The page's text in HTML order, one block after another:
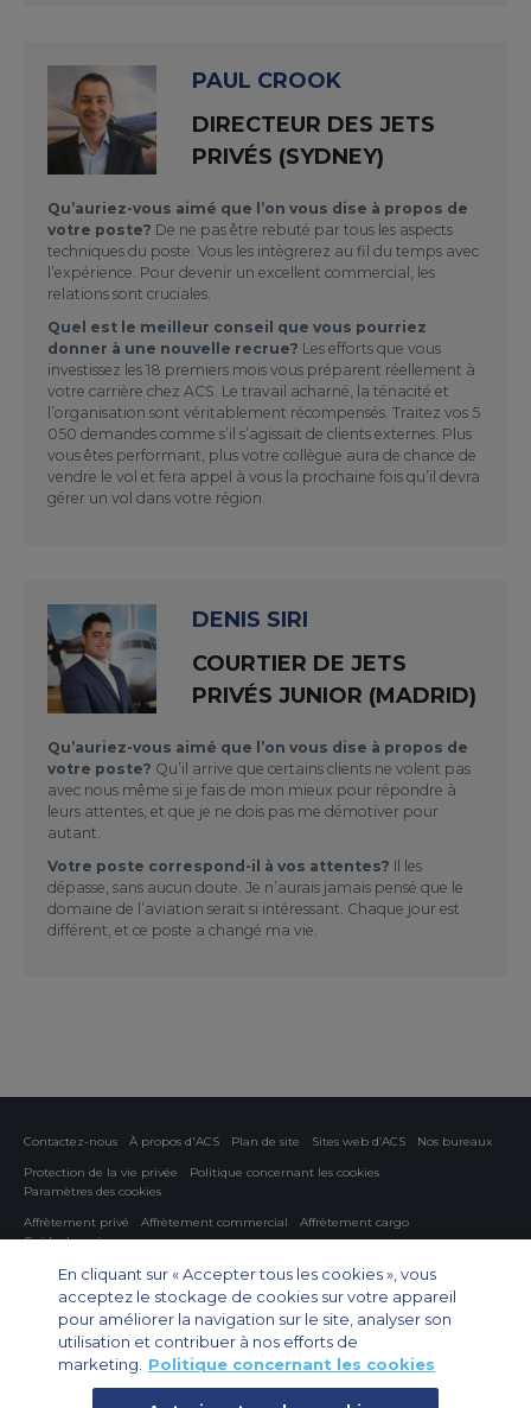
PAUL CROOK
DIRECTEUR DES JETS
PRIVÉS (SYDNEY)
Qu’auriez-vous aimé que l’on vous dise à propos de
votre poste? De ne pas être rebuté par tous les aspects
techniques du poste. Vous les intègrerez au fil du temps avec
l’expérience. Pour devenir un excellent commercial, les
relations sont cruciales.
Quel est le meilleur conseil que vous pourriez
donner à une nouvelle recrue? Les efforts que vous
investissez les 18 premiers mois vous préparent réellement à
votre carrière chez ACS. Le travail acharné, la ténacité et
l’organisation sont véritablement récompensés. Traitez vos 5
050 demandes comme s’il s’agissait de clients externes. Plus
vous êtes performant, plus votre collègue aura de chance de
vendre le vol et fera appel à vous la prochaine fois qu’il devra
gérer un vol dans votre région.
DENIS SIRI
COURTIER DE JETS
PRIVÉS JUNIOR (MADRID)
Qu’auriez-vous aimé que l’on vous dise à propos de
votre poste? Qu’il arrive que certains clients ne volent pas
avec nous même si je fais de mon mieux pour répondre à
leurs attentes, et que je ne dois pas me démotiver pour
autant.
Votre poste correspond-il à vos attentes? Il les
dépasse, sans aucun doute. Je n’aurais jamais pensé que le
domaine de l’aviation serait si intéressant. Chaque jour est
différent, et ce poste a changé ma vie.
Contactez-nous À propos d'ACS Plan de site Sites web d’ACS
Nos bureaux
Protection de la vie privée
Politique concernant les cookies
Paramètres des cookies
Affrètement privé
Affrètement commercial
Affrètement cargo
Guide des avions
Private Charter App
En cliquant sur « Accepter tous les cookies », vous
acceptez le stockage de cookies sur votre appareil
pour améliorer la navigation sur le site, analyser son
utilisation et contribuer à nos efforts de
marketing.
Politique concernant les cookies